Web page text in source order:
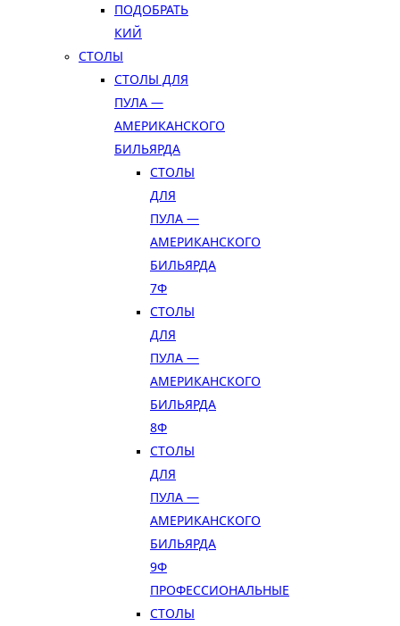
ПОДОБРАТЬ
КИЙ
СТОЛЫ
СТОЛЫ ДЛЯ
ПУЛА —
АМЕРИКАНСКОГО
БИЛЬЯРДА
СТОЛЫ
ДЛЯ
ПУЛА —
АМЕРИКАНСКОГО
БИЛЬЯРДА
7Ф
СТОЛЫ
ДЛЯ
ПУЛА —
АМЕРИКАНСКОГО
БИЛЬЯРДА
8Ф
СТОЛЫ
ДЛЯ
ПУЛА —
АМЕРИКАНСКОГО
БИЛЬЯРДА
9Ф
ПРОФЕССИОНАЛЬНЫЕ
СТОЛЫ